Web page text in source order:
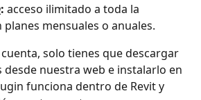
: acceso ilimitado a toda la
mensuales o anuales.
solo tienes que descargar
desde nuestra web e instalarlo en
funciona dentro de Revit y